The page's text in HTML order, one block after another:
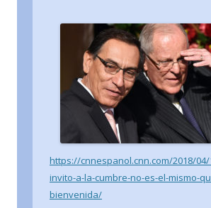
https://cnnespanol.cnn.com/2018/
invito-a-la-cumbre-no-es-el-mismo-
bienvenida/